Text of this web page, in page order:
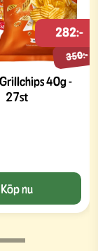
40g -
27st
350:-
282:-
Köp nu